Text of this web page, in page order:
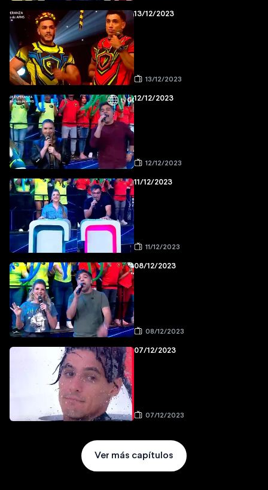
13/12/2023
13/12/2023
12/12/2023
12/12/2023
11/12/2023
11/12/2023
08/12/2023
08/12/2023
07/12/2023
07/12/2023
Ver más capítulos